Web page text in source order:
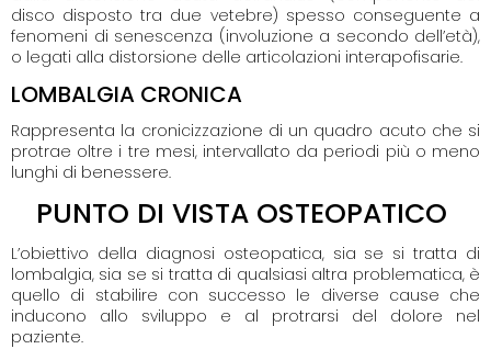
disco disposto tra due vetebre) spesso conseguente a
fenomeni di senescenza (involuzione a secondo dell’età),
o legati alla distorsione delle articolazioni interapofisarie.
LOMBALGIA CRONICA
Rappresenta la cronicizzazione di un quadro acuto che si
protrae oltre i tre mesi, intervallato da periodi più o meno
lunghi di benessere.
PUNTO DI VISTA OSTEOPATICO
L’obiettivo della diagnosi osteopatica, sia se si tratta di
lombalgia, sia se si tratta di qualsiasi altra problematica, è
quello di stabilire con successo le diverse cause che
inducono allo sviluppo e al protrarsi del dolore nel
paziente.